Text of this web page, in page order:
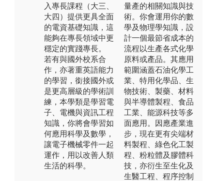
入專長課程（大三、
大四）提供更具全面
的電資基礎知識，這
能夠在專長領域中更
穩定的實踐專長。
若有與國外校系合
作，亦著重英語能力
的學習，銜接國外或
是更高層級的學術訓
練，本學類是學習電
子、電機與資訊工程
知識，你將會學習如
何應用科學及數學，
讓電子機械零件一起
運作，用以改善人類
生活的科學。
量產的相關知識與技
術。你會運用你的數
學及物理學知識，設
計一個最節省成本的
流程以生產各式化學
原料或產品。其應用
範圍涵蓋石油化學工
業、特用化學品、生
物技術、製藥、材料
與半導體製程、食品
工業、能源科技等多
面應用。因應產業進
步，現在更有尖端材
料製程、綠色化工製
程、粉粒體及膠體科
技，亦衍生至生化及
生醫工程、程序控制